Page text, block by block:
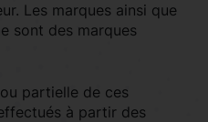
Les marques ainsi que
sont des marques
partielle de ces
à partir des